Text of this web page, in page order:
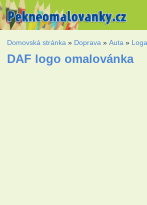
Domovská stránka » Doprava »Auta »
DAF logo omalovánka